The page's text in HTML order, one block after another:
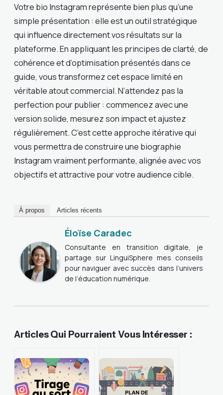
Votre bio Instagram représente bien plus qu’une
simple présentation : elle est un outil stratégique
qui influence directement vos résultats sur la
plateforme. En appliquant les principes de clarté, de
cohérence et d’optimisation présentés dans ce
guide, vous transformez cet espace limité en
véritable atout commercial. N’attendez pas la
perfection pour publier : commencez avec une
version solide, mesurez son impact et ajustez
régulièrement. C’est cette approche itérative qui
vous permettra de construire une biographie
Instagram vraiment performante, alignée avec vos
objectifs et attractive pour votre audience cible.
À propos Articles récents
Éloïse Caradec
Consultante en transition digitale, je
partage sur LinguiSphere mes conseils
pour naviguer avec succès dans l’univers
de l’éducation numérique.
Articles Qui Pourraient Vous Intéresser :